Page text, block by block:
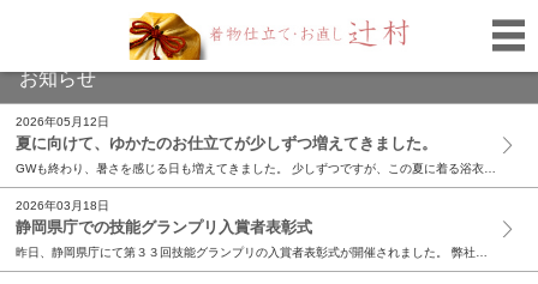
お知らせ
2026年05月12日
夏に向けて、ゆかたのお仕立てが少しずつ増えてきました。
2026年03月18日
静岡県庁での技能グランプリ入賞者表彰式